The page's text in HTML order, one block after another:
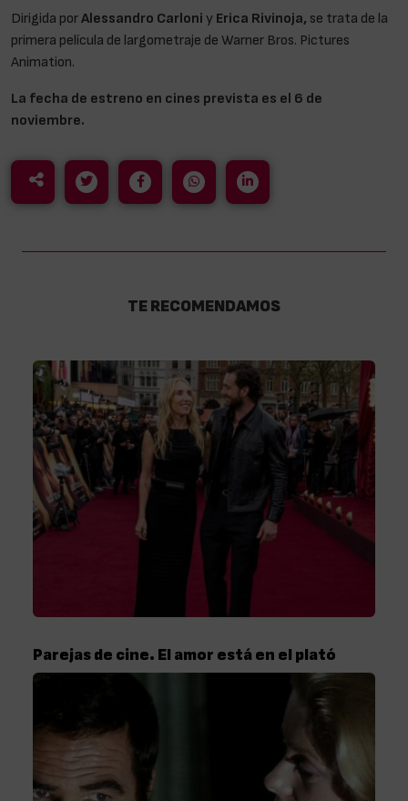
Dirigida porAlessandro Carloni y Erica Rivinoja, se trata de la
primera película de largometraje de Warner Bros. Pictures
Animation.
La fecha de estreno en cines prevista es el 6 de
noviembre.
TE RECOMENDAMOS
Parejas de cine. El amor está en el plató